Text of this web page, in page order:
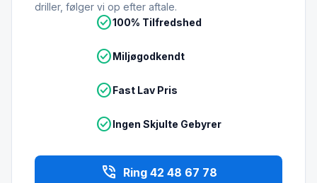
driller, følger vi op efter aftale.
check_circle100% Tilfredshed
check_circleMiljøgodkendt
check_circleFast Lav Pris
check_circleIngen Skjulte Gebyrer
phone_in_talk Ring 42 48 67 78